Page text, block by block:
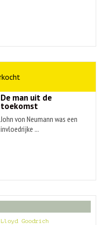
De man uit de
toekomst
John von Neumann was een
invloedrijke ...
Lloyd Goodrich